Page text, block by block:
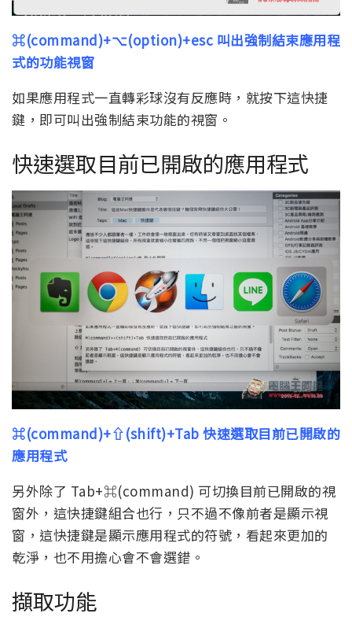
⌘(command)+⌥(option)+esc 叫出強制結束應用程
式的功能視窗
如果應用程式一直轉彩球沒有反應時，就按下這快捷
鍵，即可叫出強制結束功能的視窗。
快速選取目前已開啟的應用程式
⌘(command)+⇧(shift)+Tab 快速選取目前已開啟的
應用程式
另外除了 Tab+⌘(command) 可切換目前已開啟的視
窗外，這快捷鍵組合也行，只不過不像前者是顯示視
窗，這快捷鍵是顯示應用程式的符號，看起來更加的
乾淨，也不用擔心會不會選錯。
擷取功能